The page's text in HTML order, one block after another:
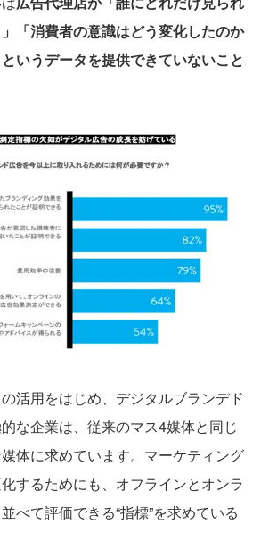
「消費者の意識はどう変化したのか
というデータを提供できていないこと
活用をはじめ、デジタルブランデド
な企業は、従来のマス4媒体と同じ
体に求めています。マーケティング
するためにも、オフラインとオンラ
べて評価できる“指標”を求めている